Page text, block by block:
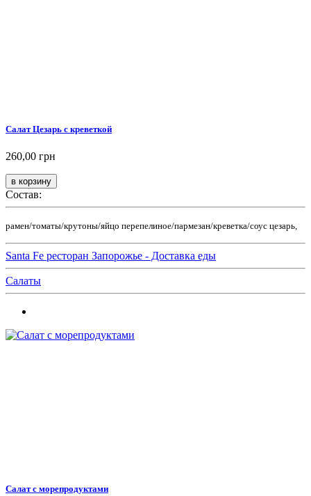
Салат Цезарь с креветкой
260,00 грн
Состав:
рамен/томаты/крутоны/яйцо перепелиное/пармезан/креветка/соус цезарь,
Santa Fe ресторан Запорожье - Доставка еды
Салаты
Салат с морепродуктами